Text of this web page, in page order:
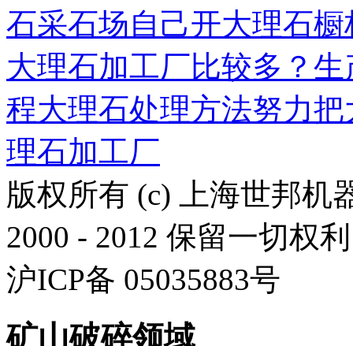
石采石场自己开大理石
大理石加工厂比较多？ 生
程大理石处理方法努力
理石加工厂
版权所有 (c) 上海世邦机
2000 - 2012 保留一切权利
沪ICP备 05035883号
矿山破碎领域